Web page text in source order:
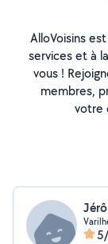
AlloVoisins
services et à
vous !
membres,
votre